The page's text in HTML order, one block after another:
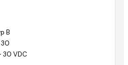
B
30
30 VDC